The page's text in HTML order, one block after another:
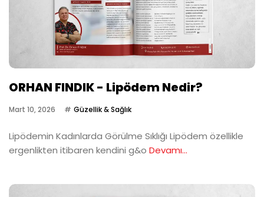
ORHAN FINDIK - Lipödem Nedir?
Mart 10, 2026 Güzellik & Sağlık
Lipödemin Kadınlarda Görülme Sıklığı Lipödem özellikle
ergenlikten itibaren kendini g&o Devamı...